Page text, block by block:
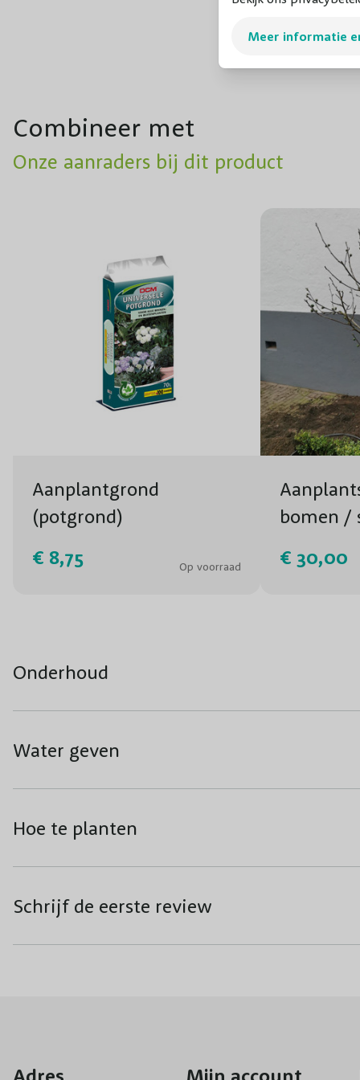
Meer informatie
Combineer met
Onze aanraders bij dit product
Aanplantgrond
(potgrond)
€ 8,75
Op voorraad
bomen /
€ 30,00
Onderhoud
Water geven
Hoe te planten
Schrijf de eerste review